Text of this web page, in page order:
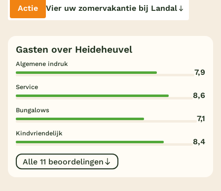
Texel
Limburg
Onze e-boeken
Actie Vier uw zomervakantie bij Landal
Gasten over Heideheuvel
Algemene indruk
7,9
Service
8,6
Bungalows
7,1
Kindvriendelijk
8,4
Alle 11 beoordelingen